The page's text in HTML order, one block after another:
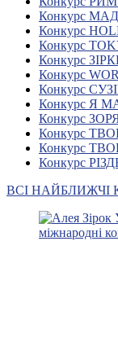
Конкурс
Конкурс
Конкурс
Конкурс
Конкурс
Конкурс
Конкурс Я
Конкурс
Конкурс
Конкурс
Конкурс
ВСІ НАЙБЛИЖЧІ